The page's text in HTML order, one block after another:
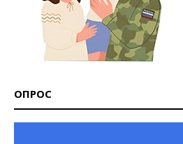
ОПРОС